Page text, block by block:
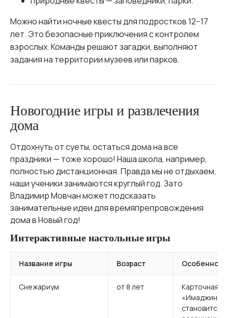
Можно найти ночные квесты для подростков 12−17
лет. Это безопасные приключения с контролем
взрослых. Команды решают загадки, выполняют
задания на территории музеев или парков.
Новогодние игры и развлечения
дома
Отдохнуть от суеты, остаться дома на все
праздники — тоже хорошо! Наша школа, например,
полностью дистанционная. Правда мы не отдыхаем,
наши ученики занимаются круглый год. Зато
Владимир Мовчан может подсказать
занимательные идеи для времяпрепровождения
дома в Новый год!
Интерактивные настольные игры
Название игры Возраст
Снежариум от 8 лет
Карточная
становится